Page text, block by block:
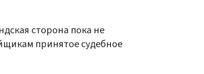
сторона пока не
принятое судебное